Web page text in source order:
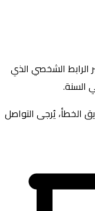
الرابط الشخصي الذي
الخطأ، يُرجى التواصل